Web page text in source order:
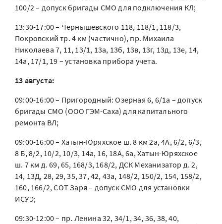
100/2 – допуск бригады СМО для подключения КЛ;
13:30-17:00 – Чернышевского 118, 118/1, 118/3,
Покровский тр. 4 км (частично), пр. Михаила
Николаева 7, 11, 13/1, 13а, 13б, 13в, 13г, 13д, 13е, 14,
14а, 17/1, 19 – установка прибора учета.
13 августа:
09:00-16:00 – Пригородный: Озерная 6, 6/1а – допуск
бригады СМО (ООО ГЭМ-Саха) для капитального
ремонта ВЛ;
09:00-16:00 – Хатын-Юряхское ш. 8 км 2а, 4А, 6/2, 6/3,
8 Б, 8/2, 10/2, 10/3, 14а, 16, 18А, 6а, Хатын-Юряхское
ш. 7 км д. 69, 65, 168/3, 168/2, ДСК Механизатор д. 2,
14, 13Д, 28, 29, 35, 37, 42, 43а, 148/2, 150/2, 154, 158/2,
160, 166/2, СОТ Заря – допуск СМО для установки
ИСУЭ;
09:30-12:00 – пр. Ленина 32, 34/1, 34, 36, 38, 40,